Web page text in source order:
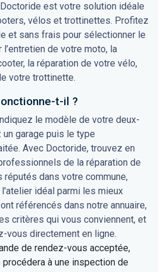
est votre solution idéale
vélos et trottinettes. Profitez
et sans frais pour sélectionner le
de votre moto, la
la réparation de votre vélo,
votre trottinette.
t-il ?
le modèle de votre deux-
garage puis le type
Avec Doctoride, trouvez en
de la réparation de
dans votre commune,
idéal parmi les mieux
référencés dans notre annuaire,
critères qui vous conviennent, et
vous directement en ligne.
de rendez-vous acceptée,
à une inspection de